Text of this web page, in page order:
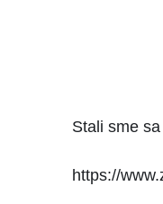
Stali sme
https://